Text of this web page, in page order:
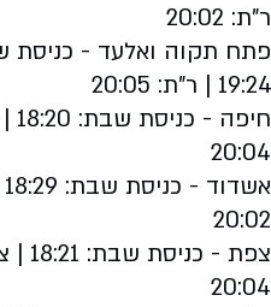
ר"ת: 20:02
פתח תקוה ואלעד -
19:24 | ר"ת: 20:05
20:04
20:02
20:04